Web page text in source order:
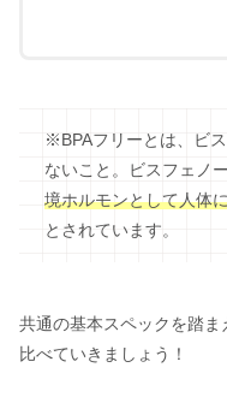
※BPAフリーとは、ビ
ないこと。ビスフェノ
境ホルモンとして人体
とされています。
共通の基本スペックを踏
比べていきましょう！